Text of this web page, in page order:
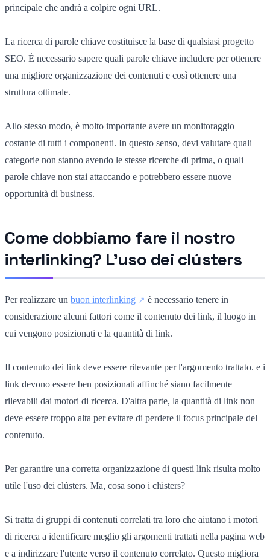
principale che andrà a colpire ogni URL.
La ricerca di parole chiave costituisce la base di qualsiasi progetto
SEO. È necessario sapere quali parole chiave includere per ottenere
una migliore organizzazione dei contenuti e così ottenere una
struttura ottimale.
Allo stesso modo, è molto importante avere un monitoraggio
costante di tutti i componenti. In questo senso, devi valutare quali
categorie non stanno avendo le stesse ricerche di prima, o quali
parole chiave non stai attaccando e potrebbero essere nuove
opportunità di business.
Come dobbiamo fare il nostro
interlinking? L'uso dei clústers
Per realizzare un buon interlinking
è necessario tenere in
considerazione alcuni fattori come il contenuto dei link, il luogo in
cui vengono posizionati e la quantità di link.
Il contenuto dei link deve essere rilevante per l'argomento trattato. e i
link devono essere ben posizionati affinché siano facilmente
rilevabili dai motori di ricerca. D'altra parte, la quantità di link non
deve essere troppo alta per evitare di perdere il focus principale del
contenuto.
Per garantire una corretta organizzazione di questi link risulta molto
utile l'uso dei clústers. Ma, cosa sono i clústers?
Si tratta di gruppi di contenuti correlati tra loro che aiutano i motori
di ricerca a identificare meglio gli argomenti trattati nella pagina web
e a indirizzare l'utente verso il contenuto correlato. Questo migliora